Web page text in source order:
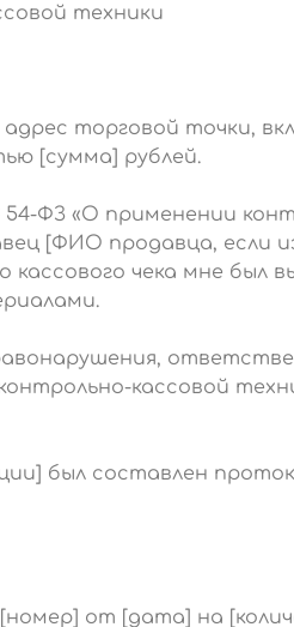
техники
торговой точки,
[сумма] рублей.
ФЗ «О применении
[ФИО продавца, если
чека мне был
кассовой
был составлен
от [дата] на